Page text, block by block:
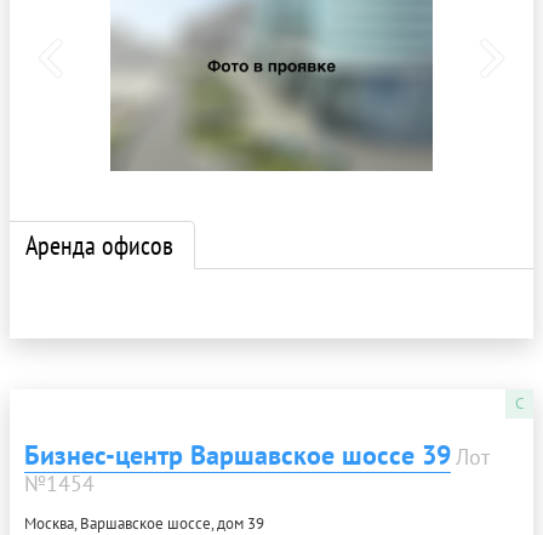
Аренда офисов
C
Бизнес-центр Варшавское шоссе 39Лот
№1454
Москва, Варшавское шоссе, дом 39